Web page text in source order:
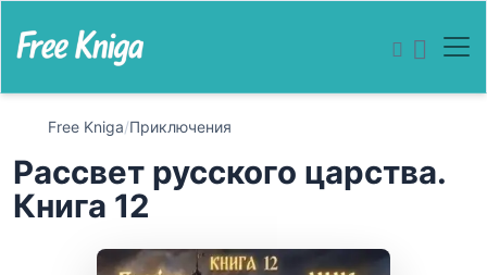
Free Kniga/Приключения
Рассвет русского царства.
Книга 12